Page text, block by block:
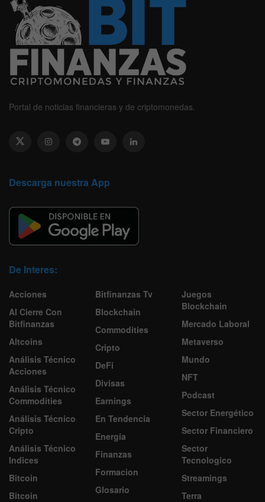
Portal de noticias financieras y de criptomonedas.
Descarga nuestra App
De Interes:
Acciones
Al Cierre Con
Bitfinanzas
Altcoins
Análisis Técnico
Acciones
Análisis Técnico
Commodities
Análisis Técnico
Cripto
Análisis Técnico
Indices
Bitcoin
Bitcoin
Bitfinanzas Tv
Blockchain
Commodities
Cripto
DeFi
Divisas
Earnings
En Tendencia
Energía
Finanzas
Formacion
Glosario
Juegos
Blockchain
Mercado Laboral
Metaverso
Mundo
NFT
Podcast
Sector Energético
Sector Financiero
Sector
Tecnologico
Streamings
Terra